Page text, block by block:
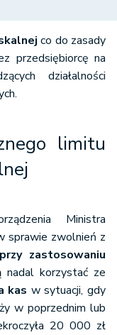
co do zasady
przedsiębiorcę na
działalności
limitu
Ministra
sprawie zwolnień z
zastosowaniu
nadal korzystać ze
kas w sytuacji, gdy
w poprzednim lub
20 000 zł